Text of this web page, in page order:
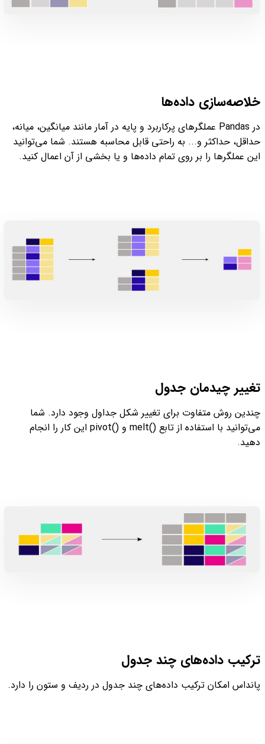
خلاصه‌سازی داده‌ها
در Pandas عملگرهای پرکاربرد و پایه در آمار مانند میانگین، میانه،
حداقل، حداکثر و... به راحتی قابل محاسبه هستند. شما می‌توانید
این عملگرها را بر روی تمام داده‌ها و یا بخشی از آن اعمال کنید.
تغییر چیدمان جدول
چندین روش متفاوت برای تغییر شکل جداول وجود دارد. شما
می‌توانید با استفاده از تابع ()melt و ()pivot این کار را انجام
دهید.
ترکیب داده‌های چند جدول
پانداس امکان ترکیب داده‌های چند جدول در ردیف و ستون را دارد.